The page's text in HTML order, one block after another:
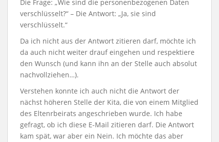
Die Frage: „Wie sind die personenbezogenen Daten
verschlüsselt?“ – Die Antwort: „Ja, sie sind
verschlüsselt.“
Da ich nicht aus der Antwort zitieren darf, möchte ich
da auch nicht weiter drauf eingehen und respektiere
den Wunsch (und kann ihn an der Stelle auch absolut
nachvollziehen…).
Verstehen konnte ich auch nicht die Antwort der
nächst höheren Stelle der Kita, die von einem Mitglied
des Eltenrbeirats angeschrieben wurde. Ich habe
gefragt, ob ich diese E-Mail zitieren darf. Die Antwort
kam spät, war aber ein Nein. Ich möchte das aber